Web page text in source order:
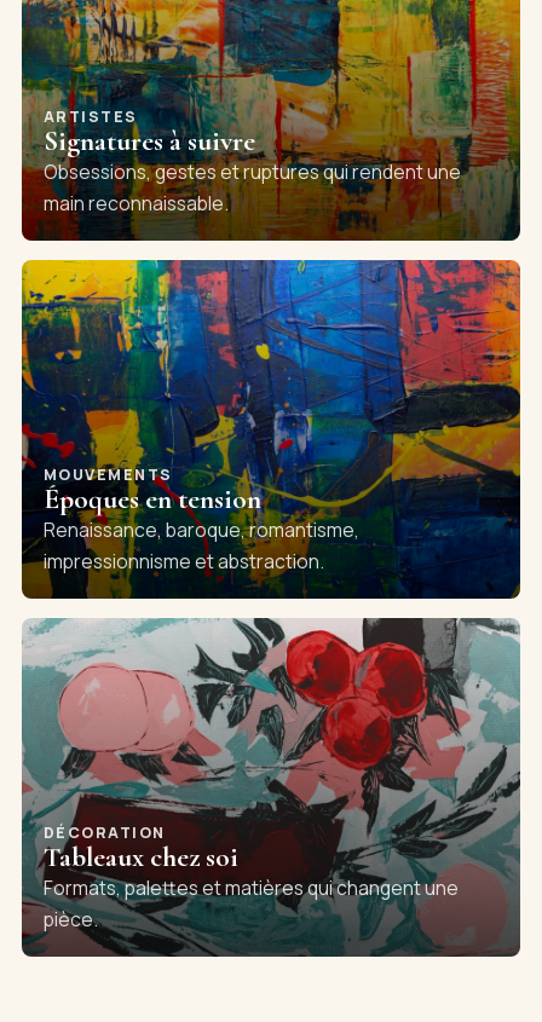
ARTISTES
Signatures à suivre
Obsessions, gestes et ruptures qui rendent une
main reconnaissable.
MOUVEMENTS
Époques en tension
Renaissance, baroque, romantisme,
impressionnisme et abstraction.
DÉCORATION
Tableaux chez soi
Formats, palettes et matières qui changent une
pièce.